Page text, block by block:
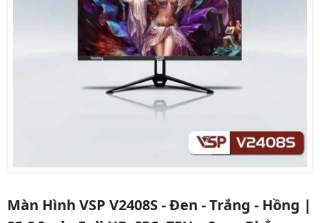
Màn Hình VSP V2408S - Đen - Trắng - Hồng |